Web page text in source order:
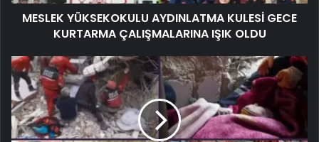
MESLEK YÜKSEKOKULU AYDINLATMA KULESİ GECE
KURTARMA ÇALIŞMALARINA IŞIK OLDU